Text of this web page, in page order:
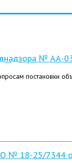
№ АА-
постановки
№ 18-25/7344